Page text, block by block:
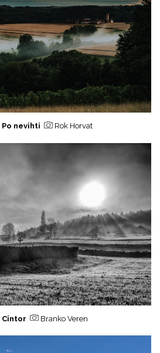
Po nevihti Rok Horvat
Cintor Branko Veren